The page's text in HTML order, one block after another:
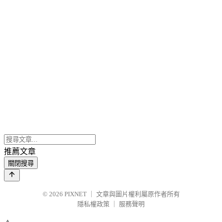
推薦文章
關閉搜尋
© 2026 PIXNET
文章與圖片權利屬原作者所有
隱私權政策
服務聲明